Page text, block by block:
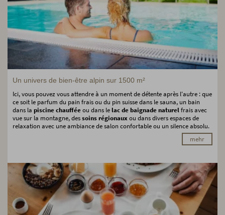
Un univers de bien-être alpin sur 1500 m²
Ici, vous pouvez vous attendre à un moment de détente après l'autre : que
ce soit le parfum du pain frais ou du pin suisse dans le sauna, un bain
dans la piscine chaufféeou dans lelac de baignade naturelfrais avec
vue sur la montagne, dessoins régionauxou dans divers espaces de
relaxation avec une ambiance de salon confortable ou un silence absolu.
mehr